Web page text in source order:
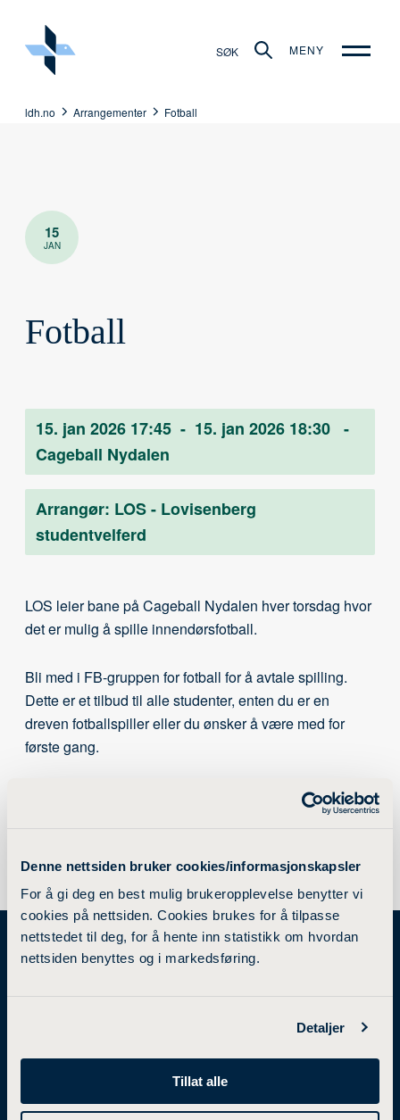
Denne nettsiden bruker cookies/informasjonskapsler
For å gi deg en best mulig brukeropplevelse benytter vi
cookies på nettsiden. Cookies brukes for å tilpasse
nettstedet til deg, for å hente inn statistikk om hvordan
nettsiden benyttes og i markedsføring.
Detaljer
Tillat alle
SØK MENY
ldh.no Arrangementer Fotball
15
JAN
Fotball
15. jan 2026 17:45 - 15. jan 2026 18:30 -
Cageball Nydalen
Arrangør: LOS - Lovisenberg
studentvelferd
LOS leier bane på Cageball Nydalen hver torsdag hvor
det er mulig å spille innendørsfotball.
Bli med i FB-gruppen for fotball for å avtale spilling.
Dette er et tilbud til alle studenter, enten du er en
dreven fotballspiller eller du ønsker å være med for
første gang.
Mastergrad
Forskning og utviklingsarbeid
Forskningsgrupper